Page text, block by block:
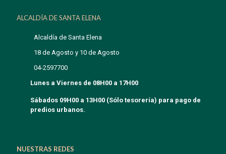
ALCALDÍA DE SANTA ELENA
Alcaldía de Santa Elena
18 de Agosto y 10 de Agosto
04-2597700
Lunes a Viernes de 08H00 a 17H00
Sábados 09H00 a 13H00 (Sólo tesorería) para pago de
predios urbanos.
NUESTRAS REDES